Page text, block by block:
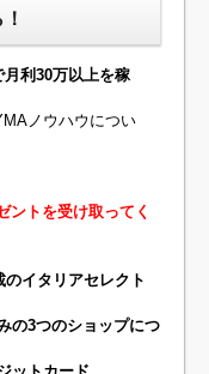
利30万以上を稼
ノウハウについ
ントを受け取ってく
イタリアセレクト
の3つのショップにつ